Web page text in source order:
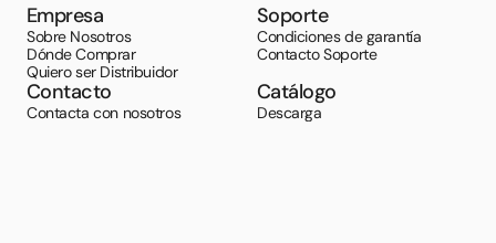
Empresa
Sobre Nosotros
Dónde Comprar
Quiero ser Distribuidor
Soporte
Condiciones de garantía
Contacto Soporte
Contacto
Contacta con nosotros
Catálogo
Descarga